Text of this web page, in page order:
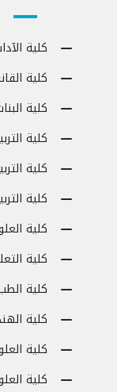
كلية
كلية
كلية
كلية
كلية
كلية
كلية
كلية
كلية
كلية
كلية
كلية